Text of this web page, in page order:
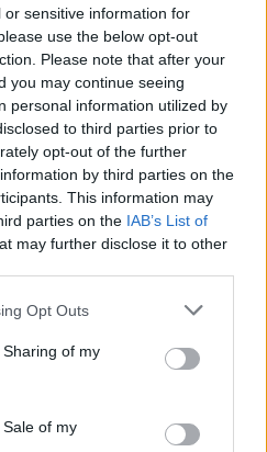
sensitive information for
use the below opt-out
Please note that after your
you may continue seeing
personal information utilized by
to third parties prior to
opt-out of the further
by third parties on the
This information may
parties on the IAB’s List of
may further disclose it to other
app uses one or more Google
behaviour. You may click to
and its third-party tags to
purposes in below Google
Opt Outs
of my
of my